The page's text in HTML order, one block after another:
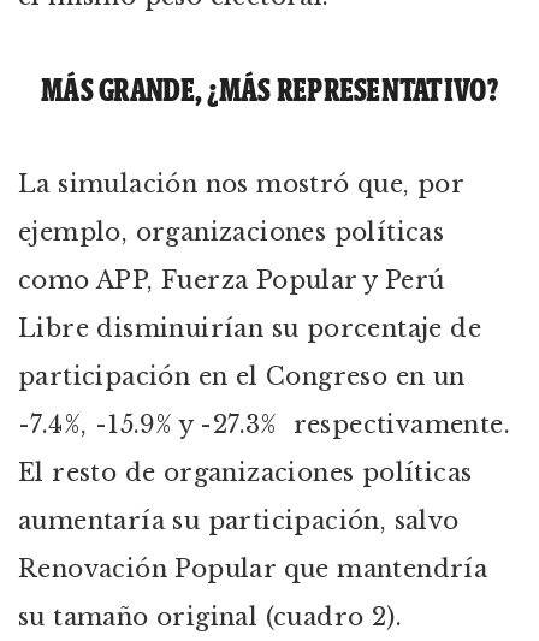
MÁS GRANDE, ¿MÁS REPRESENTATIVO?
La simulación nos mostró que, por
ejemplo, organizaciones políticas
como APP, Fuerza Popular y Perú
Libre disminuirían su porcentaje de
participación en el Congreso en un
-7.4%, -15.9% y -27.3% respectivamente.
El resto de organizaciones políticas
aumentaría su participación, salvo
Renovación Popular que mantendría
su tamaño original (cuadro 2).